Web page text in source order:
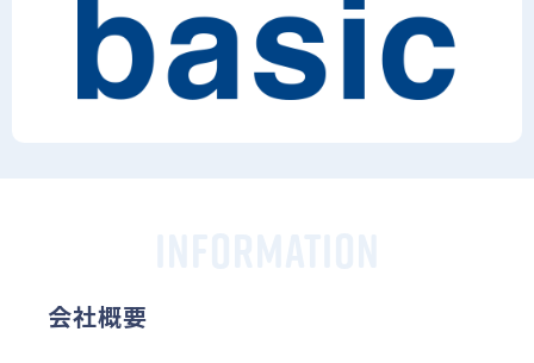
会社概要